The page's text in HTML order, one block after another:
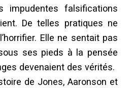
impudentes falsifications
De telles pratiques ne
Elle ne sentait pas
sous ses pieds à la pensée
devenaient des vérités.
de Jones, Aaronson et